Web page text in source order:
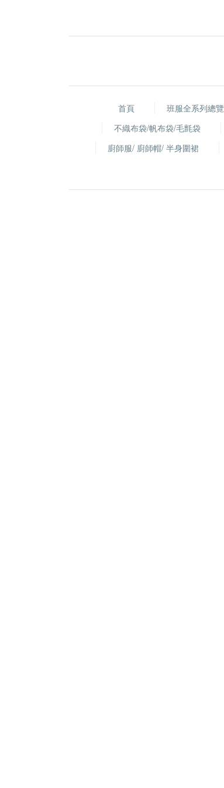
首頁 班服全系列總覽
不織布袋/帆布袋/毛氈袋
廚師服/ 廚師帽/ 半身圍裙